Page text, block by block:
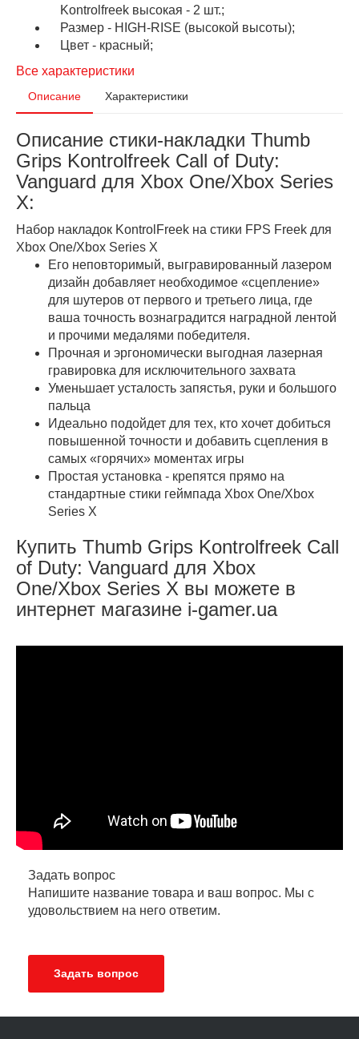
Kontrolfreek высокая - 2 шт.;
Размер - HIGH-RISE (высокой высоты);
Цвет - красный;
Все характеристики
Описание Характеристики
Описание стики-накладки Thumb
Grips Kontrolfreek Call of Duty:
Vanguard для Xbox One/Xbox Series
X:
Набор накладок KontrolFreek на стики FPS Freek для
Xbox One/Xbox Series X
Его неповторимый, выгравированный лазером
дизайн добавляет необходимое «сцепление»
для шутеров от первого и третьего лица, где
ваша точность вознаградится наградной лентой
и прочими медалями победителя.
Прочная и эргономически выгодная лазерная
гравировка для исключительного захвата
Уменьшает усталость запястья, руки и большого
пальца
Идеально подойдет для тех, кто хочет добиться
повышенной точности и добавить сцепления в
самых «горячих» моментах игры
Простая установка - крепятся прямо на
стандартные стики геймпада Xbox One/Xbox
Series X
Купить Thumb Grips Kontrolfreek Call
of Duty: Vanguard для Xbox
One/Xbox Series X вы можете в
интернет магазине i-gamer.ua
Задать вопрос
Напишите название товара и ваш вопрос. Мы с
удовольствием на него ответим.
Задать вопрос